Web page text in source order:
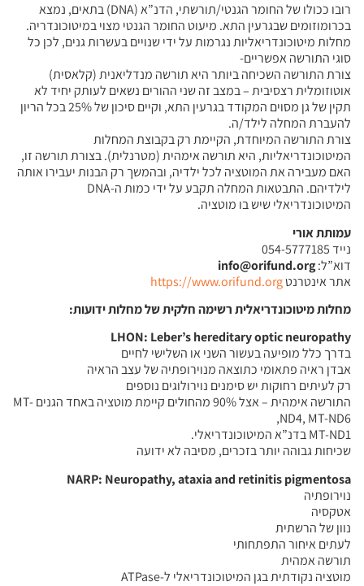
רובו ככולו של החומר הגנטי/תורשתי, הדנ”א (DNA) בתאים, נמצא
בכרומוזומים שבגרעין התא. מיעוט החומר הגנטי מצוי במיטוכונדריה.
מחלות מיטוכונדריאליות נגרמות על ידי שנויים בעשרות גנים, לכן כל
סוגי התורשה אפשריים-
צורת התורשה השכיחה ביותר היא תורשה מנדליאנית (קלאסית)
אוטוזומלית רצסיבית – במצב זה שני ההורים נשאים לעותק יחיד לא
תקין של גן מסוים המקודד בגרעין התא, וקיים סיכון של 25% בכל הריון
להעברת המחלה לילד/ה.
צורת התורשה המיוחדת, הקיימת רק בקבוצת המחלות
המיטוכונדריאליות, היא תורשה אימהית (מטרנלית). בצורת תורשה זו,
האם מעבירה את המוטציה לכל ילדיה, ובהמשך רק הבנות יעבירו אותה
לילדיהם. התבטאות המחלה תקבע על ידי כמות ה-DNA
המיטוכונדריאלי שיש בו מוטציה.
עמותת אורי
נייד 054-5777185
דוא”ל:info@orifund.org
אתר אינטרנטhttps://www.orifund.org
מחלות מיטוכונדריאלית רשימה חלקית של מחלות ידועות:
LHON: Leber’s hereditary optic neuropathy
בדרך כלל מופיעה בעשור השני או השלישי לחיים
אבדן ראיה פתאומי כתוצאה מנוירופתיה של עצב הראיה
רק לעיתים רחוקות יש סימנים נוירולוגים נוספים
התורשה אימהית – אצל 90% מהחולים קיימת מוטציה באחד הגנים MT-
ND4, MT-ND6,
MT-ND1 בדנ”א המיטוכונדריאלי.
שכיחות גבוהה יותר בזכרים, מסיבה לא ידועה
NARP: Neuropathy, ataxia and retinitis pigmentosa
נוירופתיה
אטקסיה
נוון של הרשתית
לעתים איחור התפתחותי
תורשה אמהית
מוטציה נקודתית בגן המיטוכונדריאלי ל-ATPase